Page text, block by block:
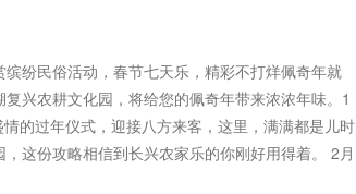
纷民俗活动，春节七天乐，精彩不打烊佩奇年就
兴农耕文化园，将给您的佩奇年带来浓浓年味。1
的过年仪式，迎接八方来客，这里，满满都是儿时
这份攻略相信到长兴农家乐的你刚好用得着。 2月